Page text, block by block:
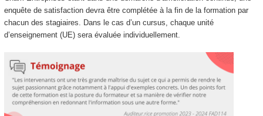
enquête de satisfaction devra être complétée à la fin de la formation par
chacun des stagiaires. Dans le cas d’un cursus, chaque unité
d’enseignement (UE) sera évaluée individuellement.